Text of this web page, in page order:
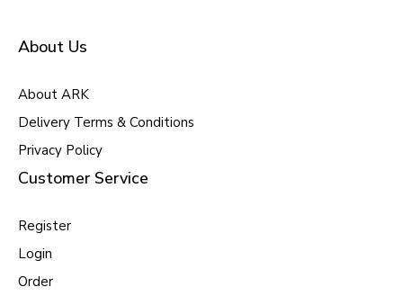
About Us
About ARK
Delivery Terms & Conditions
Privacy Policy
Customer Service
Register
Login
Order